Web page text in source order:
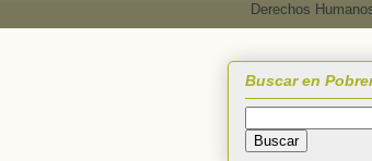
Derechos
Buscar en